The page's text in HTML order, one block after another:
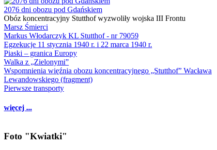
2076 dni obozu pod Gdańskiem
Obóz koncentracyjny Stutthof wyzwoliły wojska III Frontu
Marsz Śmierci
Markus Włodarczyk KL Stutthof - nr 79059
Egzekucje 11 stycznia 1940 r. i 22 marca 1940 r.
Piaski – granica Europy
Walka z „Zielonymi”
Wspomnienia więźnia obozu koncentracyjnego „Stutthof” Wacława
Lewandowskiego (fragment)
Pierwsze transporty
więcej ...
Foto "Kwiatki"